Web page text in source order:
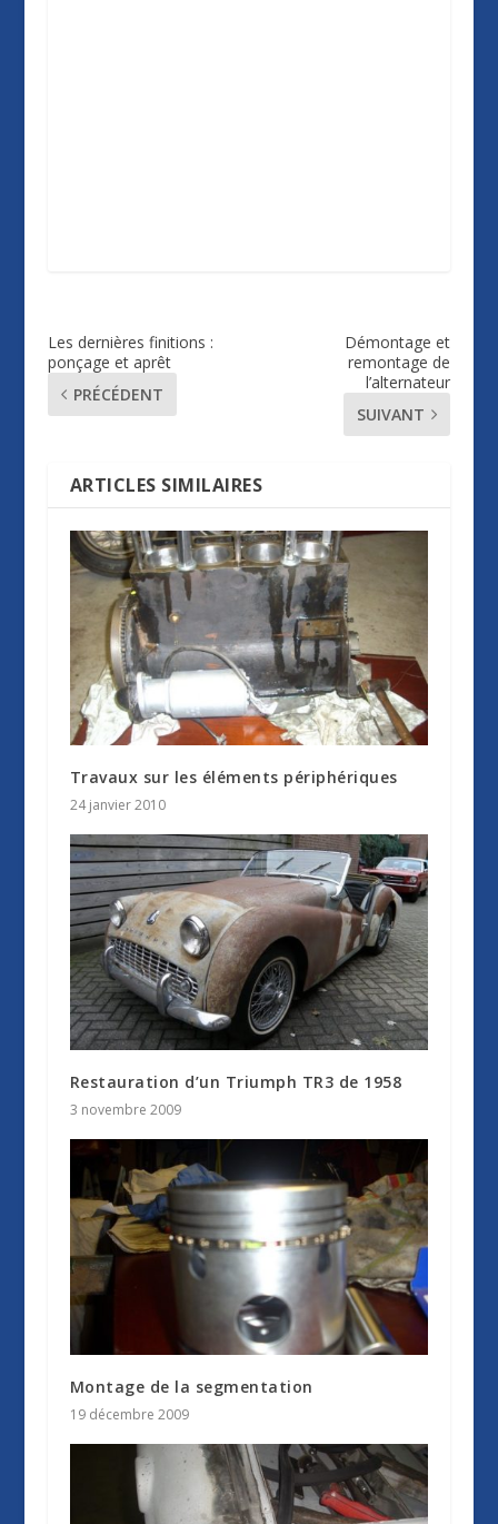
Les dernières finitions :
ponçage et aprêt
PRÉCÉDENT
Démontage et
remontage de
l’alternateur
SUIVANT
ARTICLES SIMILAIRES
Travaux sur les éléments périphériques
24 janvier 2010
Restauration d’un Triumph TR3 de 1958
3 novembre 2009
Montage de la segmentation
19 décembre 2009